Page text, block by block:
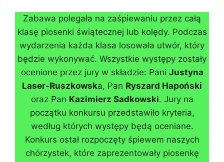
Zabawa polegała na zaśpiewaniu przez całą
klasę piosenki świątecznej lub kolędy. Podczas
wydarzenia każda klasa losowała utwór, który
będzie wykonywać. Wszystkie występy zostały
ocenione przez jury w składzie: Pani Justyna
Laser-Ruszkowska, Pan Ryszard Hapoński
oraz Pan Kazimierz Sadkowski. Jury na
początku konkursu przedstawiło kryteria,
według których występy będą oceniane.
Konkurs ostał rozpoczęty śpiewem naszych
chórzystek, które zaprezentowały piosenkę